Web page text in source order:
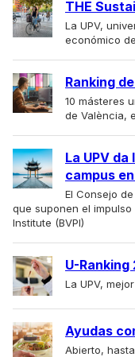
THE
La UPV,
económico
Ranking
10 másteres
de València,
La UPV
campus
El Consejo
que suponen el
Institute (BVPI)
U-Ranking
La UPV,
Ayudas
Abierto,